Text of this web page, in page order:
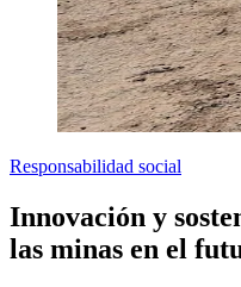
Responsabilidad social
Innovación y
las minas en el